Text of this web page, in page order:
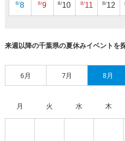
8/8 8/9 8/10 8/11 8/12
来週以降の千葉県の夏休みイベントを
6月 7月 8月
月 火 水 木